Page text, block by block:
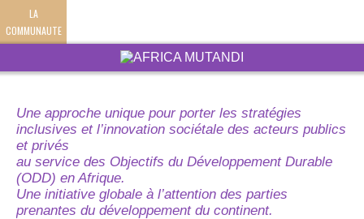
LA
COMMUNAUTE
Une approche unique pour porter les stratégies
inclusives et l’innovation sociétale des acteurs publics
et privés
au service des Objectifs du Développement Durable
(ODD) en Afrique.
Une initiative globale à l’attention des parties
prenantes du développement du continent.